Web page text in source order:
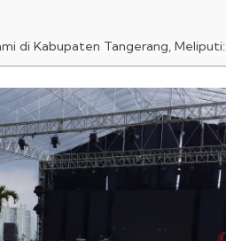
di Kabupaten Tangerang, Meliputi: